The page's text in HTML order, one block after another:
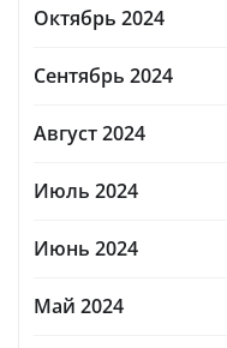
Октябрь 2024
Сентябрь 2024
Август 2024
Июль 2024
Июнь 2024
Май 2024